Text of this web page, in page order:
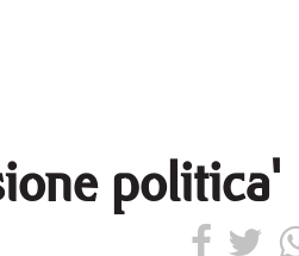
politica'